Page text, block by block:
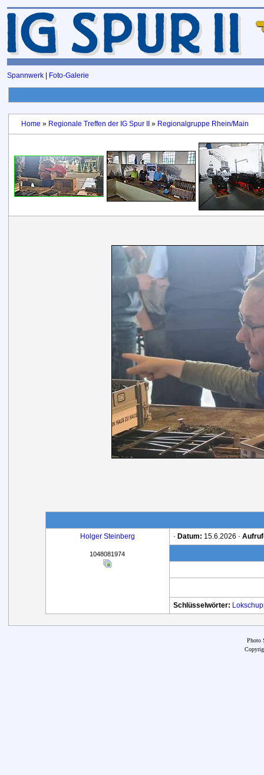
Spannwerk Foto-Galerie
Home » Regionale Treffen der IG Spur II » Regionalgruppe Rhein/Main
Holger Steinberg
1048081974
· Datum: 15.6.2026 ·
Schlüsselwörter:
Photo